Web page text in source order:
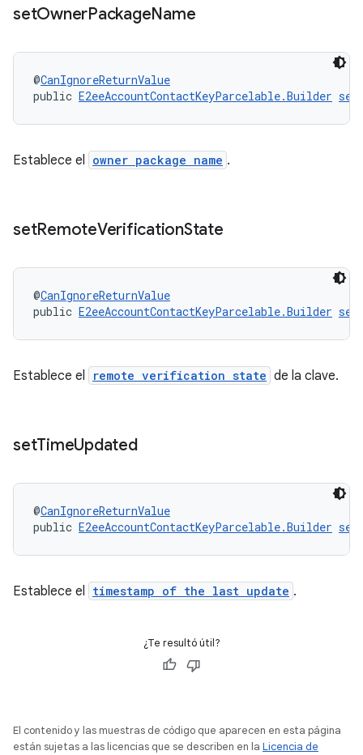
setOwnerPackageName
@CanIgnoreReturnValue
public E2eeAccountContactKeyParcelable.Builder
Establece el owner package name .
setRemoteVerificationState
@CanIgnoreReturnValue
public E2eeAccountContactKeyParcelable.Builder
Establece el remote verification state de la clave.
setTimeUpdated
@CanIgnoreReturnValue
public E2eeAccountContactKeyParcelable.Builder
Establece el timestamp of the last update .
¿Te resultó útil?
El contenido y las muestras de código que aparecen en esta página
están sujetas a las licencias que se describen en la Licencia de